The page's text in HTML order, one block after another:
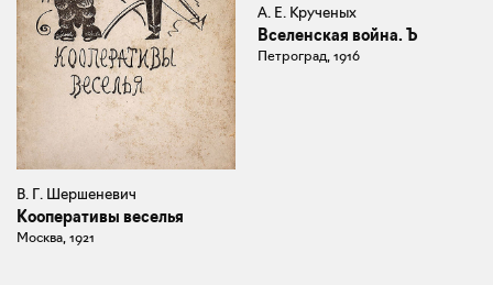
В. Г. Шершеневич
Кооперативы веселья
Москва, 1921
А. Е. Крученых
Вселенская война. Ъ
Петроград, 1916